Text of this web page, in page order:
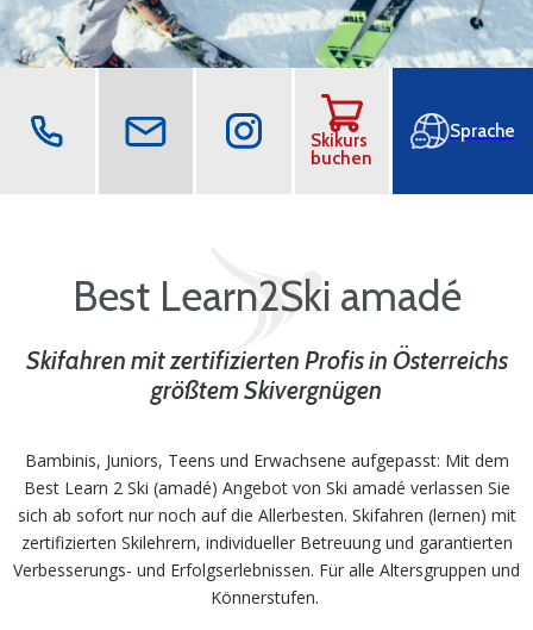
Best Learn2Ski amadé
Skikurs
buchen
Best Learn2Ski amadé
Skifahren mit zertifizierten Profis in Österreichs
größtem Skivergnügen
Bambinis, Juniors, Teens und Erwachsene aufgepasst: Mit dem
Best Learn 2 Ski (amadé) Angebot von Ski amadé verlassen Sie
sich ab sofort nur noch auf die Allerbesten. Skifahren (lernen) mit
zertifizierten Skilehrern, individueller Betreuung und garantierten
Verbesserungs- und Erfolgserlebnissen. Für alle Altersgruppen und
Könnerstufen.